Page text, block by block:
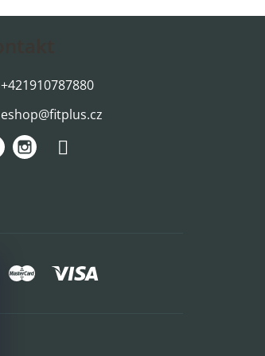
eshop@fitplus.cz
+421910787880